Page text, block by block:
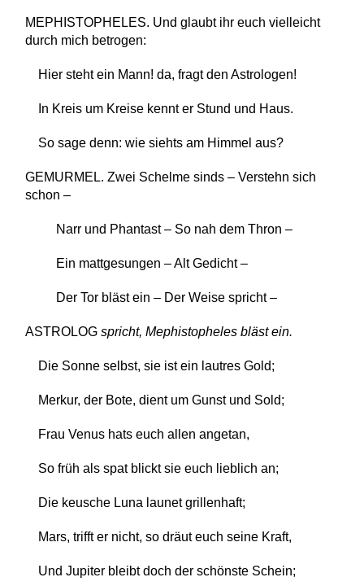
MEPHISTOPHELES. Und glaubt ihr euch vielleicht
durch mich betrogen:
Hier steht ein Mann! da, fragt den Astrologen!
In Kreis um Kreise kennt er Stund und Haus.
So sage denn: wie siehts am Himmel aus?
GEMURMEL. Zwei Schelme sinds – Verstehn sich
schon –
Narr und Phantast – So nah dem Thron –
Ein mattgesungen – Alt Gedicht –
Der Tor bläst ein – Der Weise spricht –
ASTROLOGspricht, Mephistopheles bläst ein.
Die Sonne selbst, sie ist ein lautres Gold;
Merkur, der Bote, dient um Gunst und Sold;
Frau Venus hats euch allen angetan,
So früh als spat blickt sie euch lieblich an;
Die keusche Luna launet grillenhaft;
Mars, trifft er nicht, so dräut euch seine Kraft,
Und Jupiter bleibt doch der schönste Schein;